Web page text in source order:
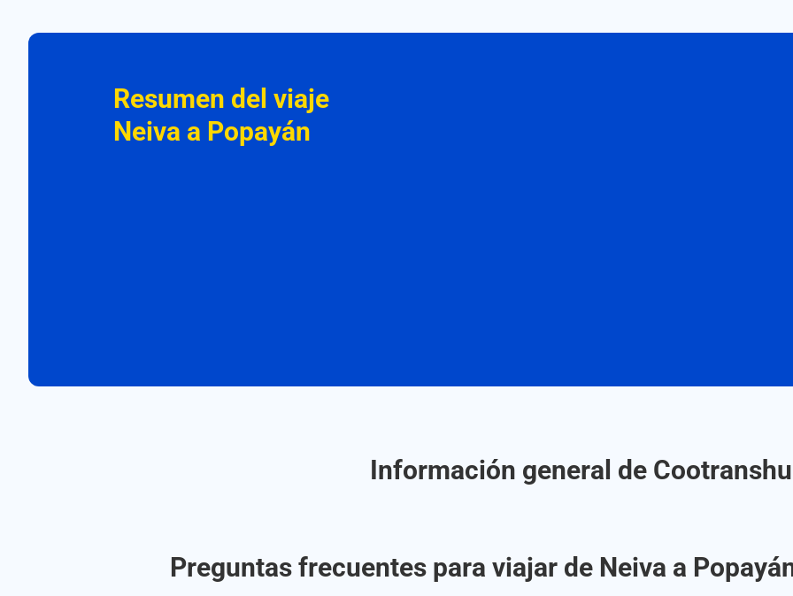
Resumen del viaje
Neiva a Popayán
Información general de
Preguntas frecuentes para viajar de Neiva a